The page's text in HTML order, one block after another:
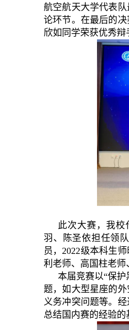
航空航天大学代表
论环节。在最后的
欣如同学荣获优秀
此次大赛，我校
羽、陈圣依担任领
员，2022级本科生
利老师、高国柱老
本届竞赛以“保
题，如大型星座的
义务冲突问题等。
总结国内赛的经验